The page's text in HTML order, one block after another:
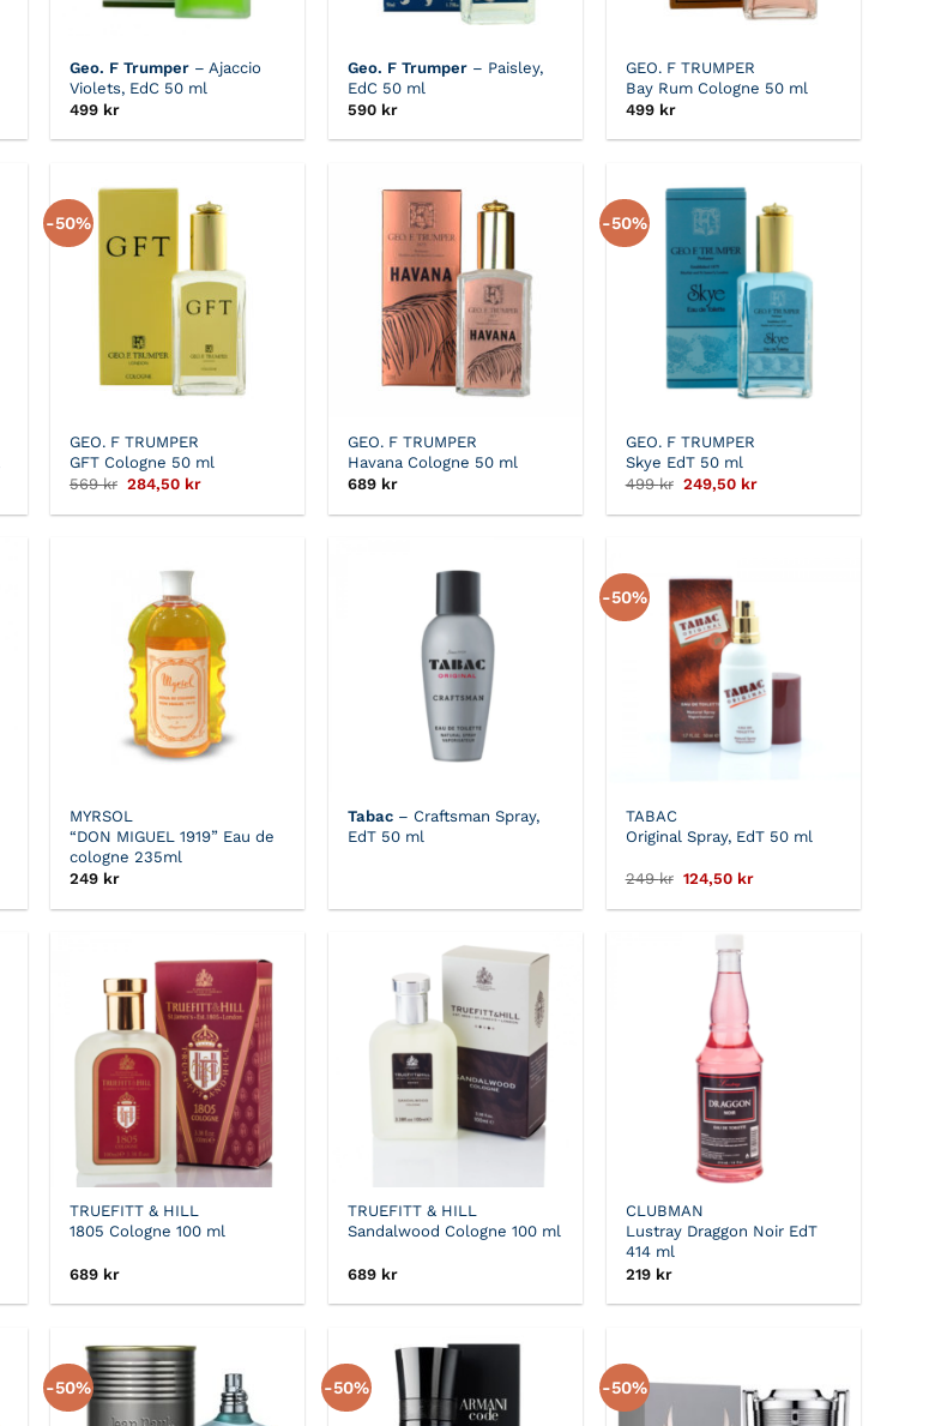
Geo. F Trumper– Ajaccio
Violets, EdC 50 ml
499 kr
Geo. F Trumper– Paisley,
EdC 50 ml
590 kr
GEO. F TRUMPER
Bay Rum Cologne 50 ml
499 kr
-50%
GEO. F TRUMPER
GFT Cologne 50 ml
569kr Det
priset
284,50 krDet
priset
GEO. F TRUMPER
Havana Cologne 50 ml
689 kr
-50%
GEO. F TRUMPER
Skye EdT 50 ml
499kr Det
priset
249,50 krDet
priset
MYRSOL
“DON MIGUEL 1919” Eau de
cologne 235ml
249 kr
Tabac– Craftsman Spray,
EdT 50 ml
-50%
TABAC
Original Spray, EdT 50 ml
249kr Det
priset
124,50 krDet
priset
TRUEFITT & HILL
1805 Cologne 100 ml
689 kr
TRUEFITT & HILL
Sandalwood Cologne 100 ml
689 kr
CLUBMAN
Lustray Draggon Noir EdT
414 ml
219 kr
-50% -50% -50%